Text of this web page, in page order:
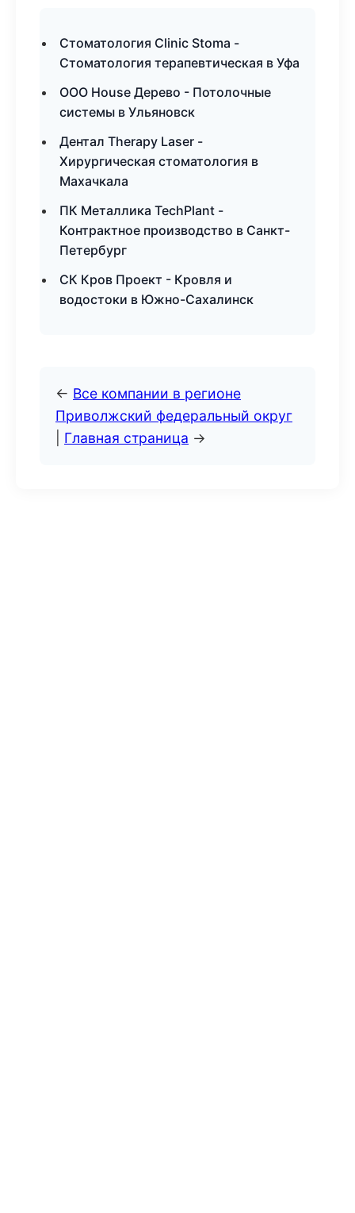
Стоматология Clinic Stoma -
Стоматология терапевтическая в Уфа
ООО House Дерево - Потолочные
системы в Ульяновск
Дентал Therapy Laser -
Хирургическая стоматология в
Махачкала
ПК Металлика TechPlant -
Контрактное производство в Санкт-
Петербург
СК Кров Проект - Кровля и
водостоки в Южно-Сахалинск
← Все компании в регионе
Приволжский федеральный округ
Главная страница →